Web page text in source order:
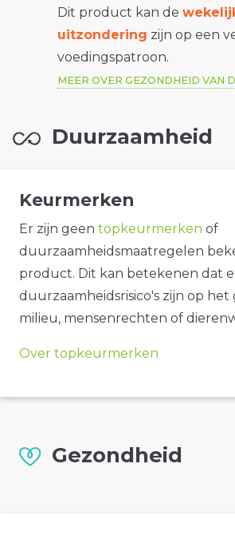
Dit product kan de
uitzondering zijn op een
voedingspatroon.
MEER OVER GEZONDHEID VAN
Duurzaamheid
Keurmerken
Er zijn geen topkeurmerken of
duurzaamheidsmaatregelen
product. Dit kan betekenen dat
duurzaamheidsrisico's zijn op het
milieu, mensenrechten of
Over topkeurmerken
Gezondheid